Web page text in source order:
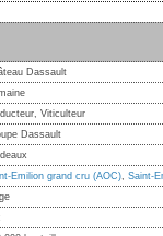
Dassault
Viticulteur
Dassault
Emilion grand cru (AOC), Saint-